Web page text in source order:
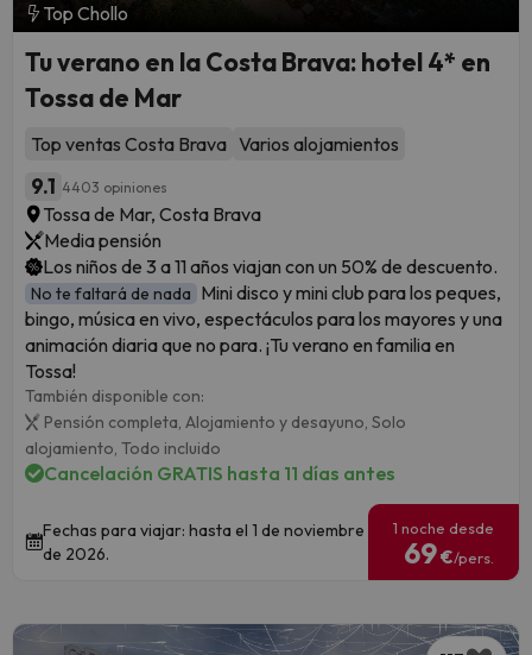
Top Chollo
Tu verano en la Costa Brava: hotel 4* en
Tossa de Mar
Top ventas Costa Brava Varios alojamientos
9.1 4403 opiniones
Tossa de Mar, Costa Brava
Media pensión
Los niños de 3 a 11 años viajan con un 50% de descuento.
No te faltará de nada Mini disco y mini club para los peques,
bingo, música en vivo, espectáculos para los mayores y una
animación diaria que no para. ¡Tu verano en familia en
Tossa!
También disponible con:
Pensión completa, Alojamiento y desayuno, Solo
alojamiento, Todo incluido
Cancelación GRATIS hasta 11 días antes
Fechas para viajar: hasta el 1 de noviembre
de 2026.
1 noche desde
69€/pers.